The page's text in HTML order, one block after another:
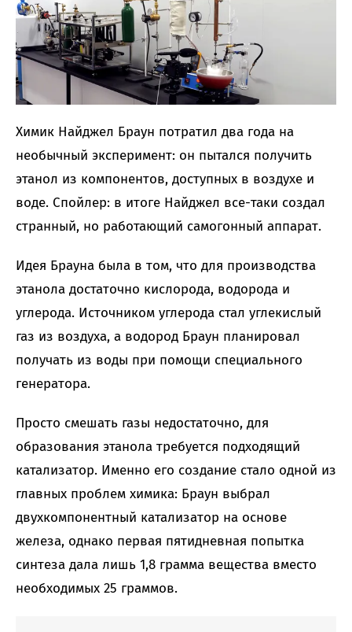
Химик Найджел Браун потратил два года на
необычный эксперимент: он пытался получить
этанол из компонентов, доступных в воздухе и
воде. Спойлер: в итоге Найджел все-таки создал
странный, но работающий самогонный аппарат.
Идея Брауна была в том, что для производства
этанола достаточно кислорода, водорода и
углерода. Источником углерода стал углекислый
газ из воздуха, а водород Браун планировал
получать из воды при помощи специального
генератора.
Просто смешать газы недостаточно, для
образования этанола требуется подходящий
катализатор. Именно его создание стало одной из
главных проблем химика: Браун выбрал
двухкомпонентный катализатор на основе
железа, однако первая пятидневная попытка
синтеза дала лишь 1,8 грамма вещества вместо
необходимых 25 граммов.